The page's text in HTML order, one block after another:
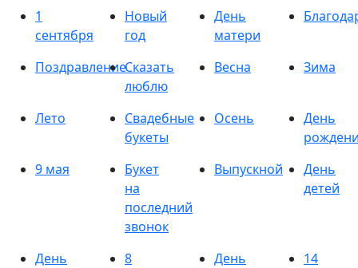
1
сентября
Новый
год
День
матери
ПоздравлениеСказать
люблю
Весна Зима
Лето
Свадебные
букеты
Осень
День
9 мая
Букет
на
последний
звонок
Выпускной
День
детей
День
8
День
14